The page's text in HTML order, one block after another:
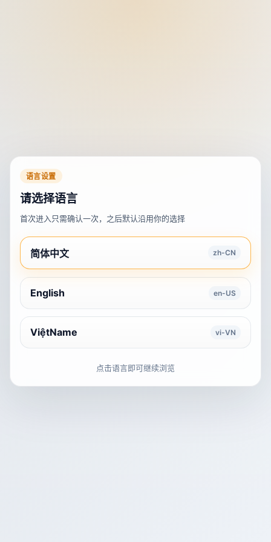
语言设置
请选择语言
首次进入只需确认一次，之后默认沿用你的选择
简体中文 zh-CN
English en-US
ViệtName vi-VN
点击语言即可继续浏览